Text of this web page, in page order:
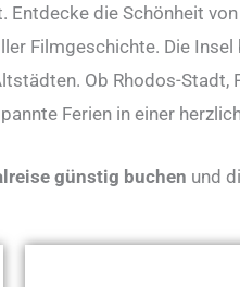
Entdecke die Schönheit
Filmgeschichte. Die
Ob Rhodos-
Ferien in einer
günstig buchen und